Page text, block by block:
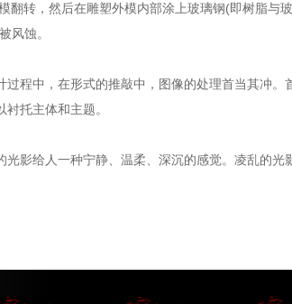
翻转，然后在雕塑外模内部涂上玻璃钢(即树脂与
风蚀。
程中，在形式的推敲中，图像的处理首当其冲。
托主体和主题。
影给人一种宁静、温柔、深沉的感觉。凌乱的光